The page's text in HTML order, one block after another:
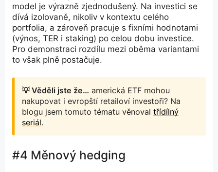
model je výrazně zjednodušený. Na investici se
dívá izolovaně, nikoliv v kontextu celého
portfolia, a zároveň pracuje s fixními hodnotami
(výnos, TER i staking) po celou dobu investice.
Pro demonstraci rozdílu mezi oběma variantami
to však plně postačuje.
💡 Věděli jste že… americká ETF mohou
nakupovat i evropští retailoví investoři? Na
blogu jsem tomuto tématu věnoval třídílný
seriál.
#4 Měnový hedging